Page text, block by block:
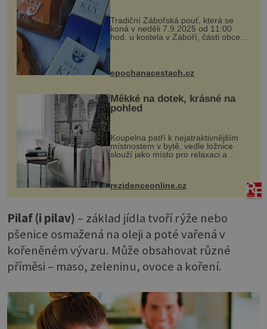
Tradiční Zábořská pouť, která se
koná v neděli 7.9.2025 od 11:00
hod. u kostela v Záboří, části obce
Kly u Mělníka. V programu naleznete
komentovanou prohlídku kostela,
epochanacestach.cz
Měkké na dotek, krásné na
pohled
Koupelna patří k nejatraktivnějším
místnostem v bytě, vedle ložnice
slouží jako místo pro relaxaci a
odpočinek. Koupelnový textil –
ručníky, osušky a koberečky –
mohou jako mávnutím kouzelného
proutku...
rezidenceonline.cz
Pilaf (i pilav) – základ jídla tvoří rýže nebo
pšenice osmažená na oleji a poté vařená v
kořeněném vývaru. Může obsahovat různé
příměsi – maso, zeleninu, ovoce a koření.